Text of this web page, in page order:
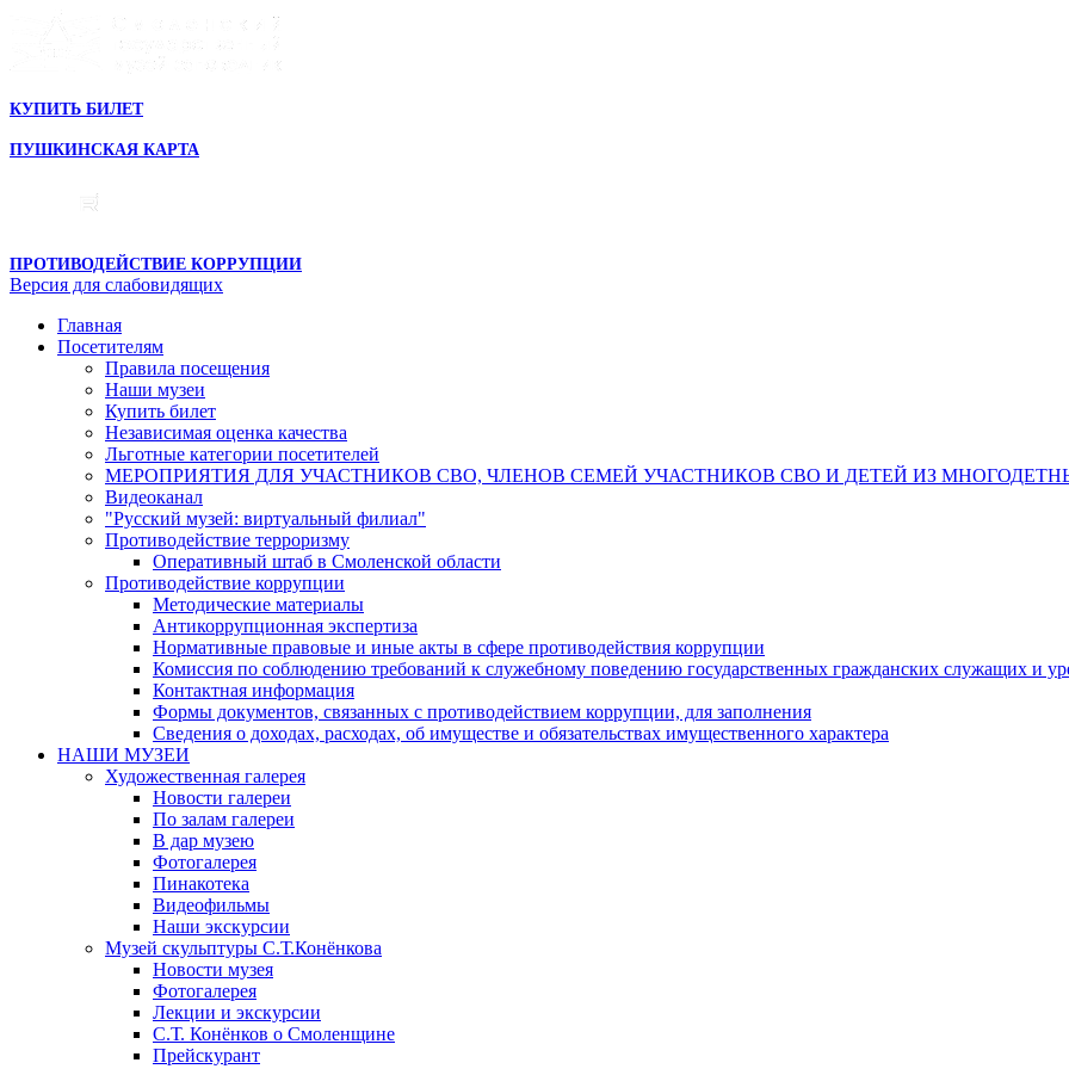
КУПИТЬ БИЛЕТ
ПУШКИНСКАЯ КАРТА
ПРОТИВОДЕЙСТВИЕ КОРРУПЦИИ
Версия для слабовидящих
Главная
Посетителям
Правила посещения
Наши музеи
Купить билет
Независимая оценка качества
Льготные категории посетителей
МЕРОПРИЯТИЯ ДЛЯ УЧАСТНИКОВ СВО, ЧЛЕНОВ СЕМЕЙ УЧАСТНИКОВ СВО И ДЕТЕЙ ИЗ
Видеоканал
"Русский музей: виртуальный филиал"
Противодействие терроризму
Оперативный штаб в Смоленской области
Противодействие коррупции
Методические материалы
Антикоррупционная экспертиза
Нормативные правовые и иные акты в сфере противодействия коррупции
Комиссия по соблюдению требований к служебному поведению государственных гражданских служащих и
Контактная информация
Формы документов, связанных с противодействием коррупции, для заполнения
Сведения о доходах, расходах, об имуществе и обязательствах имущественного характера
НАШИ МУЗЕИ
Художественная галерея
Новости галереи
По залам галереи
В дар музею
Фотогалерея
Пинакотека
Видеофильмы
Наши экскурсии
Музей скульптуры С.Т.Конёнкова
Новости музея
Фотогалерея
Лекции и экскурсии
С.Т. Конёнков о Смоленщине
Прейскурант